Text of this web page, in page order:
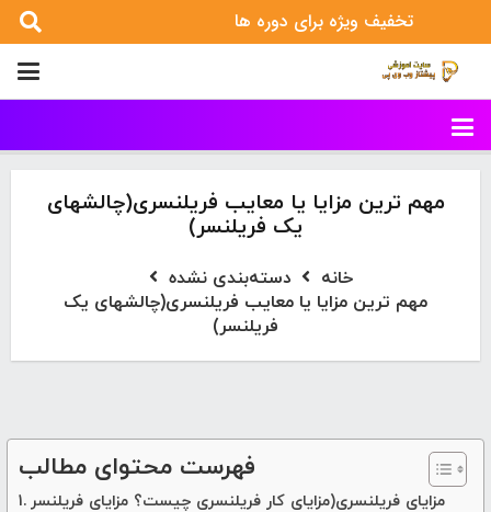
تخفیف ویژه برای دوره ها
مهم ترین مزایا یا معایب فریلنسری(چالشهای
یک فریلنسر)
خانه
دسته‌بندی نشده
مهم ترین مزایا یا معایب فریلنسری(چالشهای یک
فریلنسر)
فهرست محتوای مطالب
مزایای فریلنسری(مزایای کار فریلنسری چیست؟ مزایای فریلنسر